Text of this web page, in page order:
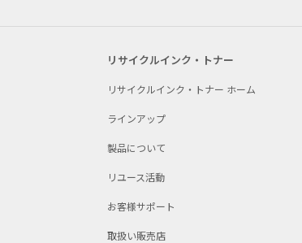
リサイクルインク・トナー
リサイクルインク・トナー ホーム
ラインアップ
製品について
リユース活動
お客様サポート
取扱い販売店